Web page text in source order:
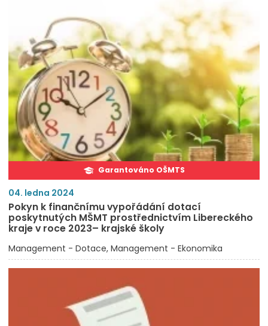
Garantováno OŠMTS
04. ledna 2024
Pokyn k finančnímu vypořádání dotací
poskytnutých MŠMT prostřednictvím Libereckého
kraje v roce 2023– krajské školy
Management - Dotace Management - Ekonomika